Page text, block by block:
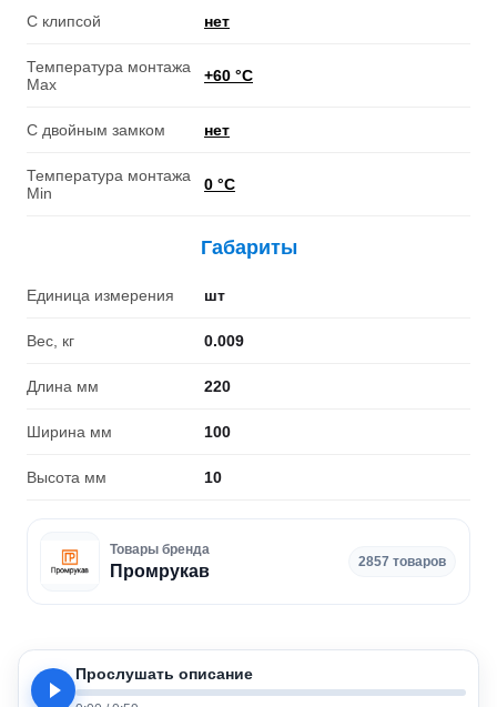
С клипсой нет
Температура монтажа
Max
+60 °С
С двойным замком нет
Температура монтажа
Min
0 °С
Габариты
Единица измерения шт
Вес, кг 0.009
Длина мм 220
Ширина мм 100
Высота мм 10
Товары бренда
Промрукав
2857 товаров
Прослушать описание